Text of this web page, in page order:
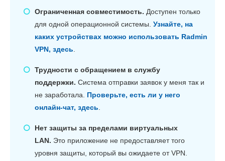
Ограниченная совместимость. Доступен только
для одной операционной системы. Узнайте, на
каких устройствах можно использовать Radmin
VPN, здесь.
Трудности с обращением в службу
поддержки. Система отправки заявок у меня так и
не заработала. Проверьте, есть ли у него
онлайн-чат, здесь.
Нет защиты за пределами виртуальных
LAN. Это приложение не предоставляет того
уровня защиты, который вы ожидаете от VPN.